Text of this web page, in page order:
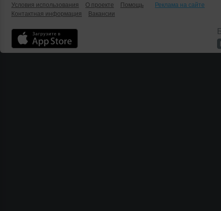
Условия использования
О проекте Помощь
Реклама на сайте
Контактная информация
Вакансии